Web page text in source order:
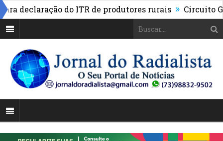
do ITR de produtores rurais » Circuito